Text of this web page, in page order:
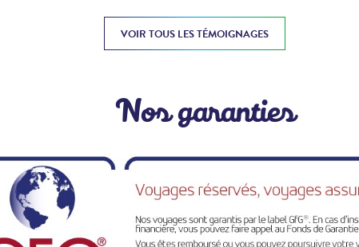
VOIR TOUS LES TÉMOIGNAGES
Nos garanties